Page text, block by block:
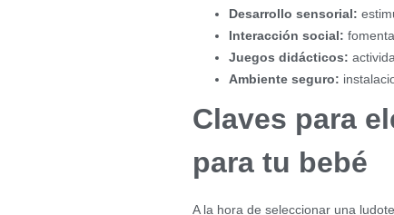
Desarrollo sensorial:
Interacción social:
Juegos didácticos:
Ambiente seguro:
Claves para
para tu bebé
A la hora de seleccionar una